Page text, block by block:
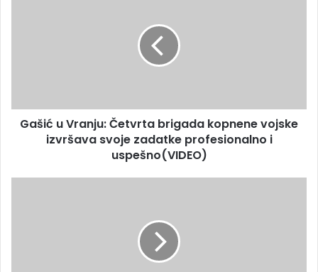
Gašić u Vranju: Četvrta brigada kopnene vojske
izvršava svoje zadatke profesionalno i
uspešno(VIDEO)